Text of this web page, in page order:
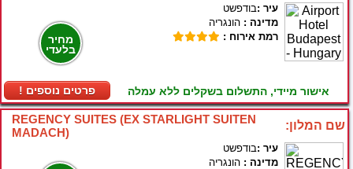
מחיר
בלעדי
! פרטים נוספים
עיר :בודפשט
מדינה : הונגריה
רמת אירוח :
אישור מיידי, התשלום בשקלים ללא עמלה
REGENCY SUITES (EX STARLIGHT SUITEN
MADACH)
שם המלון:
עיר :בודפשט
מדינה : הונגריה